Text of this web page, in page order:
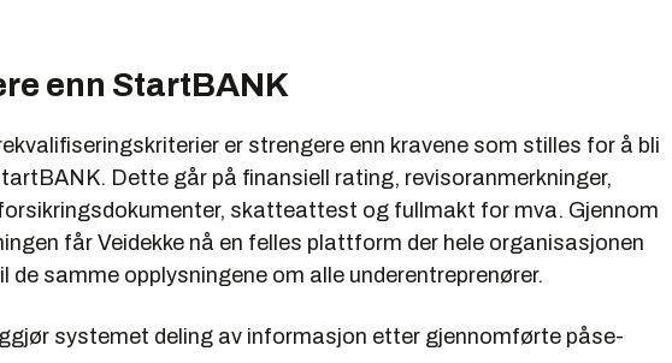
enn StartBANK
er strengere enn kravene som stilles for å bli
Dette går på finansiell rating, revisoranmerkninger,
skatteattest og fullmakt for mva. Gjennom
får Veidekke nå en felles plattform der hele organisasjonen
de samme opplysningene om alle underentreprenører.
systemet deling av informasjon etter gjennomførte påse-